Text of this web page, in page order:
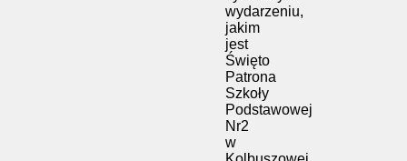
wydarzeniu,
jakim
jest
Święto
Patrona
Szkoły
Podstawowej
Nr2
w